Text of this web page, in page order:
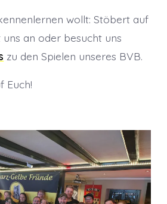
wollt: Stöbert auf
uns an oder besucht uns
zu den Spielen unseres BVB.
Euch!